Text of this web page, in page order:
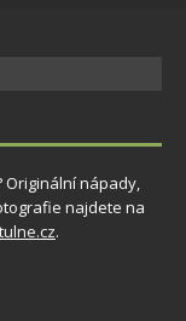
nápady,
najdete na
.